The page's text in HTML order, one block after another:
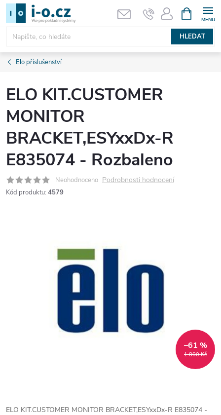
Přejít
obsah
HLEDAT
NÁKUPNÍ
KOŠÍK
Elo příslušenství
ELO KIT.CUSTOMER
MONITOR
BRACKET,ESYxxDx-R
E835074 - Rozbaleno
Neohodnoceno Podrobnosti hodnocení
Kód produktu: 4579
1 800 Kč
–61 %
ELO KIT.CUSTOMER MONITOR BRACKET,ESYxxDx-R E835074 -